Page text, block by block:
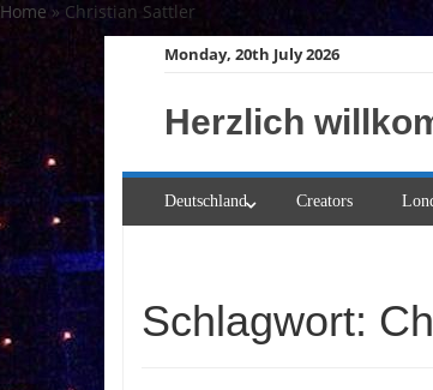
Skip
Home » Christian Sattler
Monday, 20th July 2026
Herzlich
Deutschland Creators
Schlagwort: